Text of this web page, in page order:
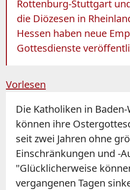
Rottenburg-Stuttgart
die Diözesen in
Hessen haben neue
Gottesdienste
Vorlesen
Die Katholiken in
können ihre
seit zwei Jahren ohne
Einschränkungen und -
"Glücklicherweise
vergangenen Tagen